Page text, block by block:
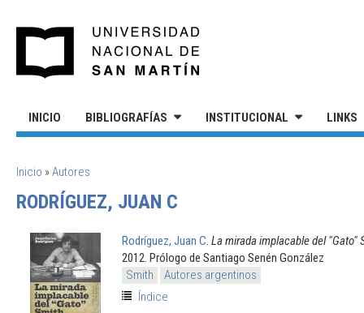
INICIO BIBLIOGRAFÍAS INSTITUCIONAL LINKS
SE ENCUENTRA USTED AQUÍ
Inicio »Autores
RODRÍGUEZ, JUAN C
Rodríguez, Juan C La mirada implacable del "Gato"
2012. Prólogo de Santiago Senén González
Smith
Autores argentinos
Índice